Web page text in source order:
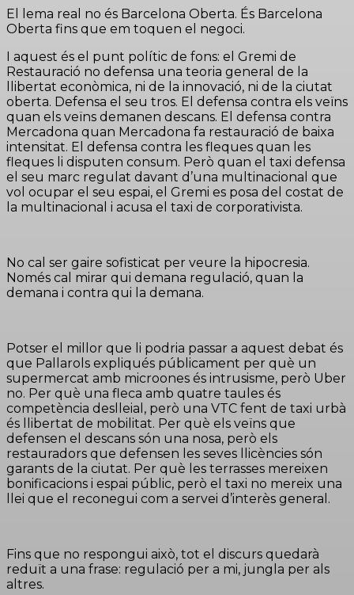
El lema real no és Barcelona Oberta. És Barcelona
Oberta fins que em toquen el negoci.
I aquest és el punt polític de fons: el Gremi de
Restauració no defensa una teoria general de la
llibertat econòmica, ni de la innovació, ni de la ciutat
oberta. Defensa el seu tros. El defensa contra els veïns
quan els veïns demanen descans. El defensa contra
Mercadona quan Mercadona fa restauració de baixa
intensitat. El defensa contra les fleques quan les
fleques li disputen consum. Però quan el taxi defensa
el seu marc regulat davant d’una multinacional que
vol ocupar el seu espai, el Gremi es posa del costat de
la multinacional i acusa el taxi de corporativista.
No cal ser gaire sofisticat per veure la hipocresia.
Només cal mirar qui demana regulació, quan la
demana i contra qui la demana.
Potser el millor que li podria passar a aquest debat és
que Pallarols expliqués públicament per què un
supermercat amb microones és intrusisme, però Uber
no. Per què una fleca amb quatre taules és
competència deslleial, però una VTC fent de taxi urbà
és llibertat de mobilitat. Per què els veïns que
defensen el descans són una nosa, però els
restauradors que defensen les seves llicències són
garants de la ciutat. Per què les terrasses mereixen
bonificacions i espai públic, però el taxi no mereix una
llei que el reconegui com a servei d’interès general.
Fins que no respongui això, tot el discurs quedarà
reduït a una frase: regulació per a mi, jungla per als
altres.